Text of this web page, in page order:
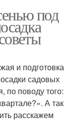
под
и подготовка
садовых
по поводу того:
А так
расскажем